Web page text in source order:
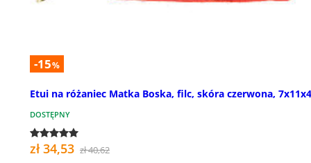
-15%
Etui na różaniec Matka Boska, filc, skóra czerwona, 7x11x4
DOSTĘPNY
zł 34,53 zł 40,62